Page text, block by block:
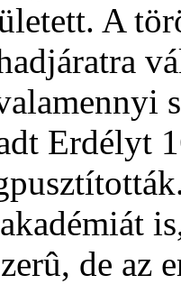
A
Erdélyt
de az